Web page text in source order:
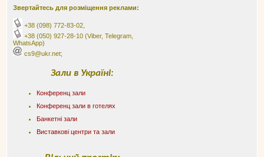
Звертайтесь для розміщення реклами:
+38 (098) 772-83-02
+38 (050) 927-28-10 (Viber, Telegram,
WhatsApp)
cs9@ukr.net;
Зали в Україні:
Конференц зали
Конференц зали в готелях
Банкетні зали
Виставкові центри та зали